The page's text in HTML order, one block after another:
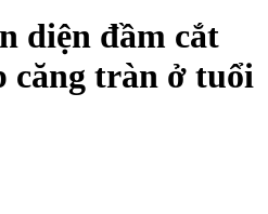
diện đầm cắt
căng tràn ở tuổi